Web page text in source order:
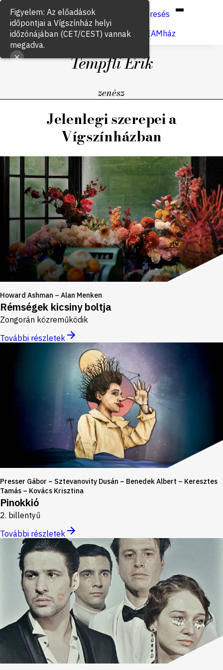
Keresés
Jegyvásárlás
VígSTREAMház
Tempfli Erik
zenész
Jelenlegi szerepei a
Vígszínházban
Howard Ashman – Alan Menken
Rémségek kicsiny boltja
Zongorán közreműködik
További részletek
Presser Gábor – Sztevanovity Dusán – Benedek Albert – Keresztes
Tamás – Kovács Krisztina
Pinokkió
2. billentyű
További részletek